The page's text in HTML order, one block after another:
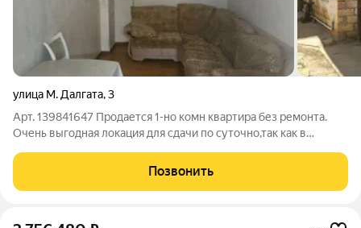
улица М. Далгата,3
Арт. 139841647 Продается 1-но комн квартира без ремонта.
Очень выгодная локация для сдачи по суточно,так как в
каменный. Полный пакет документов.
Позвонить